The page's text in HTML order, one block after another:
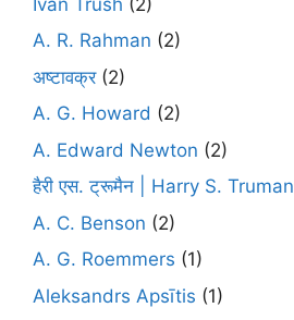
A. R. Rahman (2)
अष्टावक्र(2)
A. G. Howard (2)
A. Edward Newton (2)
हैरी एस. ट्रूमैन | Harry S. Truman
A. C. Benson (2)
A. G. Roemmers (1)
Aleksandrs Apsītis (1)